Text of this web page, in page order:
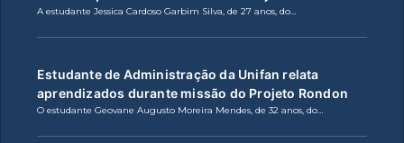
A estudante Jessica Cardoso Garbim Silva, de 27 anos, do…
Estudante de Administração da Unifan relata
aprendizados durante missão do Projeto Rondon
O estudante Geovane Augusto Moreira Mendes, de 32 anos, do…